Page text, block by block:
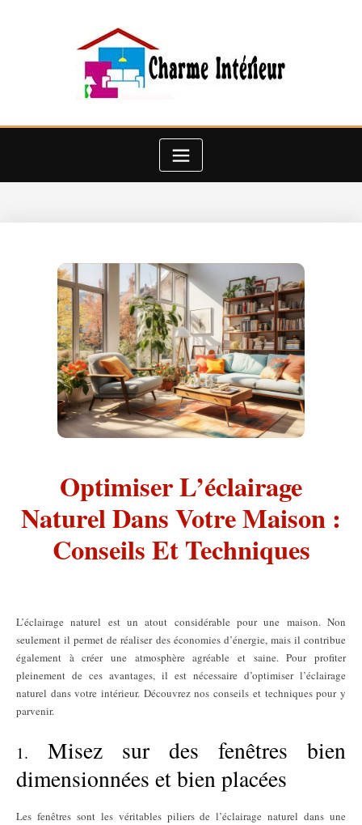
Optimiser L’éclairage
Naturel Dans Votre Maison :
Conseils Et Techniques
L’éclairage naturel est un atout considérable pour une maison. Non
seulement il permet de réaliser des économies d’énergie, mais il contribue
également à créer une atmosphère agréable et saine. Pour profiter
pleinement de ces avantages, il est nécessaire d’optimiser l’éclairage
naturel dans votre intérieur. Découvrez nos conseils et techniques pour y
parvenir.
1.
Misez sur des fenêtres bien
dimensionnées et bien placées
Les fenêtres sont les véritables piliers de l’éclairage naturel dans une